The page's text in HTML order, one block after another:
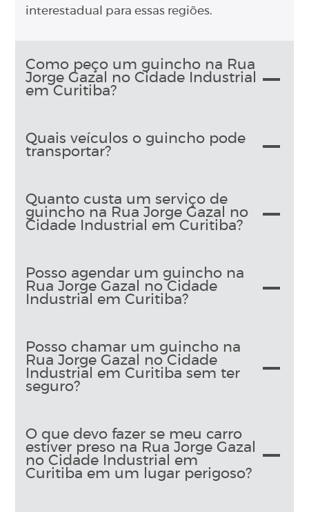
interestadual para essas regiões.
Como peço um guincho na Rua
Jorge Gazal no Cidade Industrial
em Curitiba?
Quais veículos o guincho pode
transportar?
Quanto custa um serviço de
guincho na Rua Jorge Gazal no
Cidade Industrial em Curitiba?
Posso agendar um guincho na
Rua Jorge Gazal no Cidade
Industrial em Curitiba?
Posso chamar um guincho na
Rua Jorge Gazal no Cidade
Industrial em Curitiba sem ter
seguro?
O que devo fazer se meu carro
estiver preso na Rua Jorge Gazal
no Cidade Industrial em
Curitiba em um lugar perigoso?